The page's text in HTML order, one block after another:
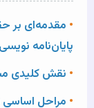
• مقدمه‌ای بر
پایان‌نامه نویسی
• نقش کلیدی
• مراحل اساسی